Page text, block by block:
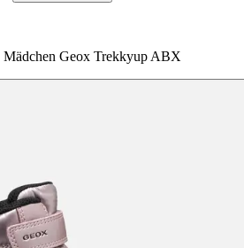
Mädchen Geox Trekkyup ABX